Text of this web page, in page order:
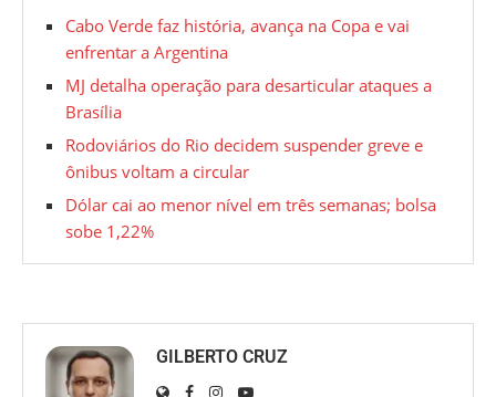
Cabo Verde faz história, avança na Copa e vai
enfrentar a Argentina
MJ detalha operação para desarticular ataques a
Brasília
Rodoviários do Rio decidem suspender greve e
ônibus voltam a circular
Dólar cai ao menor nível em três semanas; bolsa
sobe 1,22%
GILBERTO CRUZ